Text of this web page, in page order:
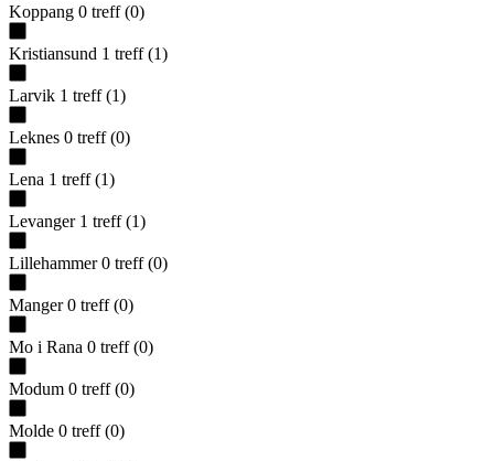
Koppang 0 treff (0)
Kristiansund 1 treff (1)
Larvik 1 treff (1)
Leknes 0 treff (0)
Lena 1 treff (1)
Levanger 1 treff (1)
Lillehammer 0 treff (0)
Manger 0 treff (0)
Mo i Rana 0 treff (0)
Modum 0 treff (0)
Molde 0 treff (0)